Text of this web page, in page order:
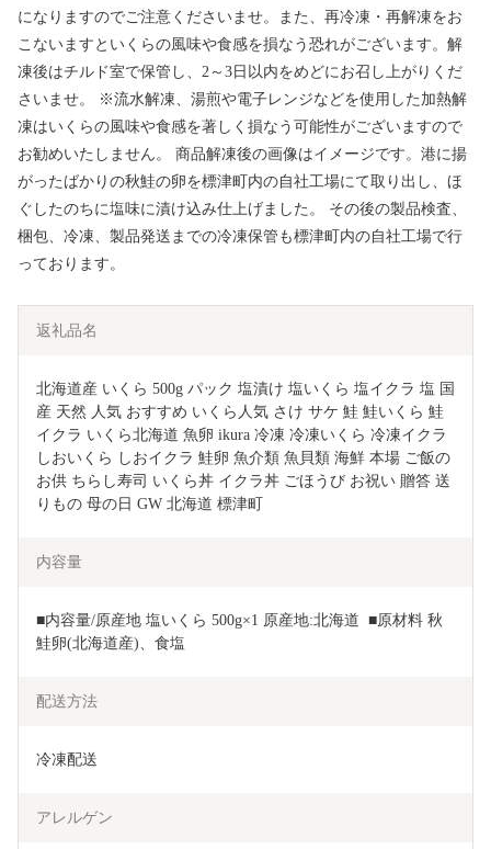
になりますのでご注意くださいませ。また、再冷凍・再解凍をお
こないますといくらの風味や食感を損なう恐れがございます。解
凍後はチルド室で保管し、2～3日以内をめどにお召し上がりくだ
さいませ。 ※流水解凍、湯煎や電子レンジなどを使用した加熱解
凍はいくらの風味や食感を著しく損なう可能性がございますので
お勧めいたしません。 商品解凍後の画像はイメージです。港に揚
がったばかりの秋鮭の卵を標津町内の自社工場にて取り出し、ほ
ぐしたのちに塩味に漬け込み仕上げました。 その後の製品検査、
梱包、冷凍、製品発送までの冷凍保管も標津町内の自社工場で行
っております。
返礼品名
北海道産 いくら 500g パック 塩漬け 塩いくら 塩イクラ 塩 国
産 天然 人気 おすすめ いくら人気 さけ サケ 鮭 鮭いくら 鮭
イクラ いくら北海道 魚卵 ikura 冷凍 冷凍いくら 冷凍イクラ
しおいくら しおイクラ 鮭卵 魚介類 魚貝類 海鮮 本場 ご飯の
お供 ちらし寿司 いくら丼 イクラ丼 ごほうび お祝い 贈答 送
りもの 母の日 GW 北海道 標津町
内容量
■内容量/原産地 塩いくら 500g×1 原産地:北海道  ■原材料 秋
鮭卵(北海道産)、食塩
配送方法
冷凍配送
アレルゲン